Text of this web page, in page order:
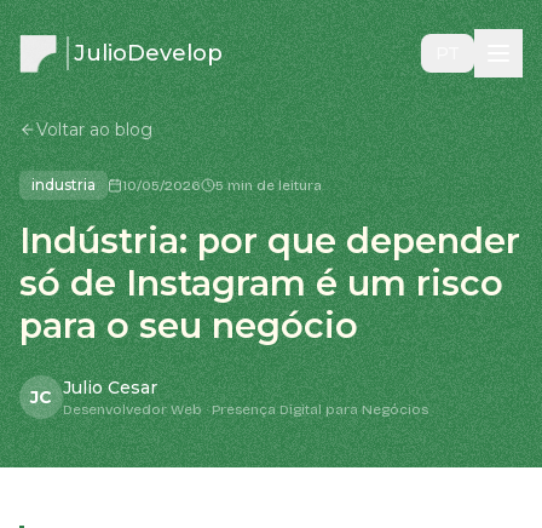
JulioDevelop
Voltar ao blog
industria 10/05/2026 5 min de leitura
Indústria: por que depender
só de Instagram é um risco
para o seu negócio
JC Julio Cesar
Desenvolvedor Web · Presença Digital para Negócios